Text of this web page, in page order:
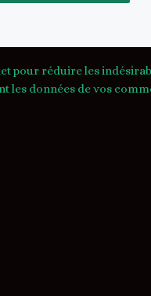
pour réduire les
les données de vos